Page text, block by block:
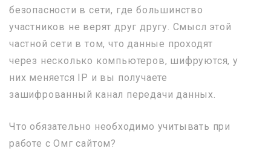
безопасности в сети, где большинство
участников не верят друг другу. Смысл этой
частной сети в том, что данные проходят
через несколько компьютеров, шифруются, у
них меняется IP и вы получаете
зашифрованный канал передачи данных.
Что обязательно необходимо учитывать при
работе с Омг сайтом?